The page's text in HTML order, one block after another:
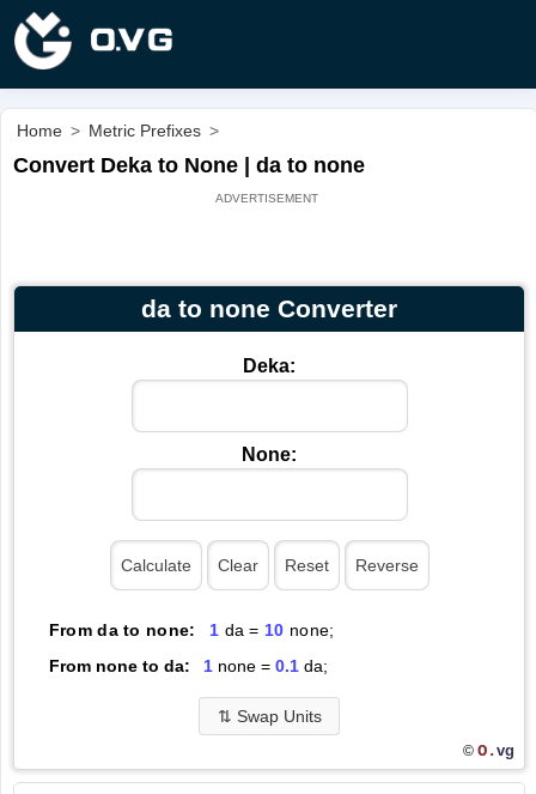
Home > Metric Prefixes >
Convert Deka to None | da to none
da to none Converter
Deka:
None:
From da to none: 1 da = 10 none;
From none to da:
1none = 0.1da;
⇅ Swap Units
© O.vg